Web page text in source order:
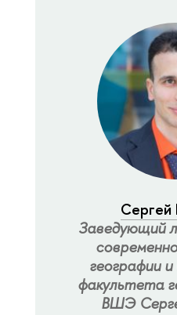
Сергей
Заведующий
географии
факультета
ВШЭ